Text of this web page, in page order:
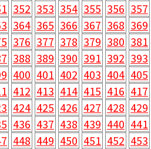
352 353 354 355 356 357
364 365 366 367 368 369
376 377 378 379 380 381
388 389 390 391 392 393
400 401 402 403 404 405
412 413 414 415 416 417
424 425 426 427 428 429
436 437 438 439 440 441
448 449 450 451 452 453